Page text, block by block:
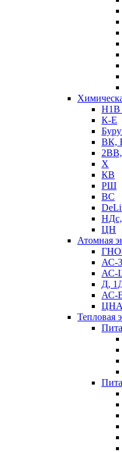
Н1В
К-Е
ВК,
Х
КВ
РШ
ВС
ЦН
Атомная
АС-
Д,
АС-
ЦНА
Тепловая